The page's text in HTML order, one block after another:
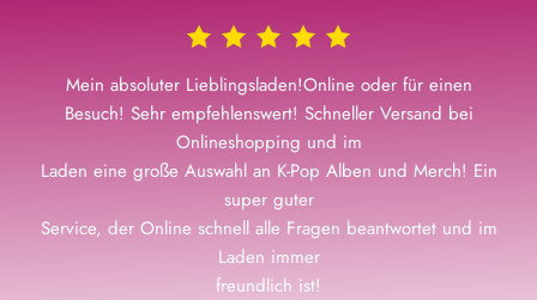
Mein absoluter Lieblingsladen!Online oder für einen
Besuch! Sehr empfehlenswert! Schneller Versand bei
Onlineshopping und im
Laden eine große Auswahl an K-Pop Alben und Merch! Ein
super guter
Service, der Online schnell alle Fragen beantwortet und im
Laden immer
freundlich ist!